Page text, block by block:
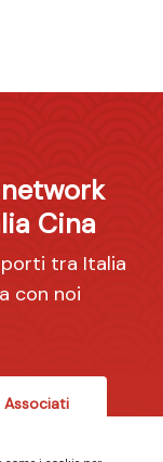
Cina
tra Italia
con noi
Associati